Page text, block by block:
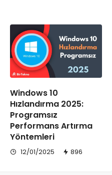
Windows 10
Hızlandırma 2025:
Programsız
Performans Artırma
Yöntemleri
12/01/2025 896